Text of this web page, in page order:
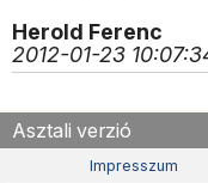
Herold Ferenc
2012-01-23
Asztali verzió
Impresszum